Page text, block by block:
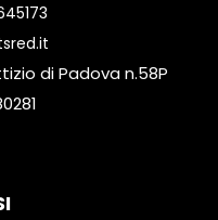
di Padova n.58P